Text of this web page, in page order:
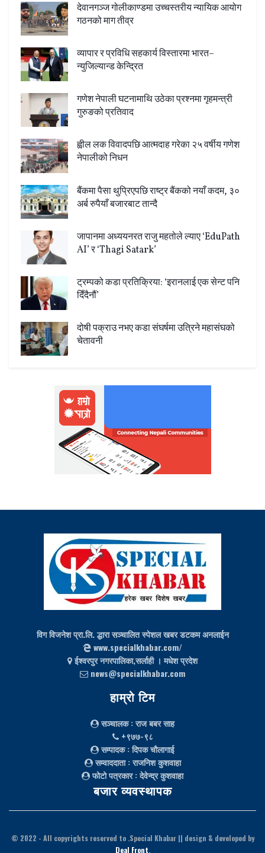
देवानगञ्ज गोलीकाण्डमा उच्चस्तरीय न्यायिक आयोग
गठनको माग तीव्र
व्यापार र प्रविधि सहकार्य विस्तारमा भारत–
न्युजिल्यान्ड केन्द्रित
गणेश नेपाली घटनामाथि उठेका प्रश्नमा गृहमन्त्री
गुरुङको प्रतिवाद
ह्वील लक विवादपछि आत्मदाह गरेका २५ वर्षीय गणेश
नेपालीको निधन
बैंकमा पैसा थुप्रिएपछि राष्ट्र बैंकको नयाँ कदम, ३०
अर्ब रुपैयाँ बजारबाट तान्दै
जापानमा अध्ययनरत राजु महतोले ल्याए ‘EduPath
AI’ र ‘Thagi Satark’
ट्रम्पको कडा प्रतिक्रिया: ‘इरानलाई एक सेन्ट पनि
दिँदैनौं’
दोषी पक्राउ नभए कडा संघर्षमा उत्रिने महासंघको
चेतावनी
विग विजनेश प्रा.लि. द्धारा सञ्चालित स्पेशल खबर डटकम अनलाईन
www.specialkhabar.com/
ईश्‍वरपुर नगरपालिका,सर्लाही । मधेश प्रदेश
news@specialkhabar.com
हाम्रो टिम
सञ्चालक: राज बबर साह
+९७७-९८
सम्पादक: दिपक चौलागाई
सम्वाददाता: राजनिश कुशवाहा
फोटो पत्रकार: देवेन्द्र कुशवाहा
बजार व्यवस्थापक
© 2022 - All copyrights reserved to .Special Khabar || design & developed by
Deal Front.